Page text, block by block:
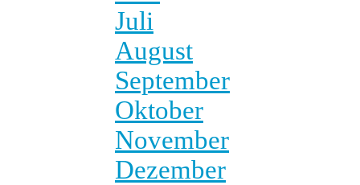
Juli
August
September
Oktober
November
Dezember